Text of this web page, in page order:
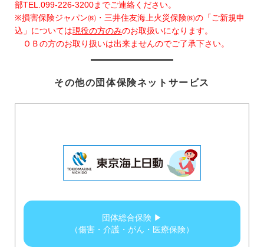
部TEL.099-226-3200までご連絡ください。
※損害保険ジャパン㈱・三井住友海上火災保険㈱の「ご新規申
込」については現役の方のみのお取扱いになります。
ＯＢの方のお取り扱いは出来ませんのでご了承下さい。
その他の団体保険ネットサービス
団体総合保険 ▶
（傷害・介護・がん・医療保険）